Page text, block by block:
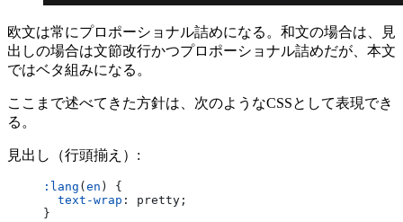
欧文は常にプロポーショナル詰めになる。和文の場合は、見
出しの場合は文節改行かつプロポーショナル詰めだが、本文
ではベタ組みになる。
ここまで述べてきた方針は、次のようなCSSとして表現でき
る。
見出し（行頭揃え）:
:lang ( en ) {
  text-wrap
: pretty;
}